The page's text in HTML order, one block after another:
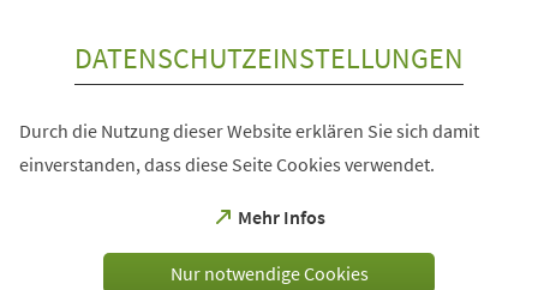
DATENSCHUTZEINSTELLUNGEN
Durch die Nutzung dieser Website erklären Sie sich damit
einverstanden, dass diese Seite Cookies verwendet.
Mehr Infos
(Öffnet
einem
Nur notwendige Cookies